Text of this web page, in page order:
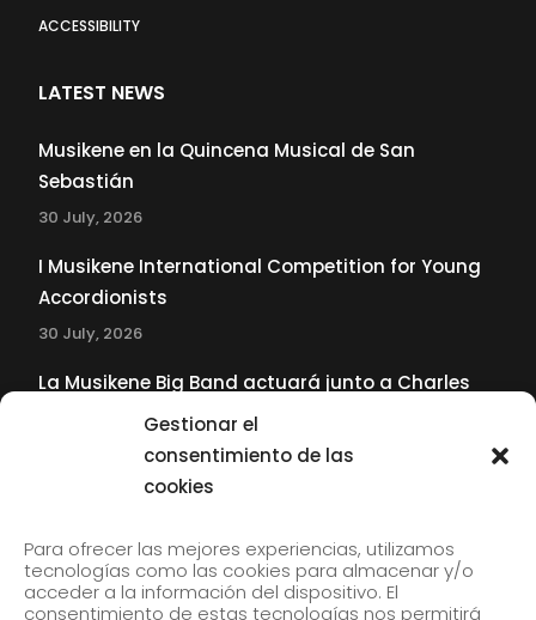
Gestionar el
consentimiento de las
cookies
Para ofrecer las mejores experiencias, utilizamos
tecnologías como las cookies para almacenar y/o
acceder a la información del dispositivo. El
consentimiento de estas tecnologías nos permitirá
ACCESSIBILITY
LATEST NEWS
Musikene en la Quincena Musical de San
Sebastián
30 July, 2026
I Musikene International Competition for Young
Accordionists
30 July, 2026
La Musikene Big Band actuará junto a Charles
Tolliver en el 61 Jazzaldia